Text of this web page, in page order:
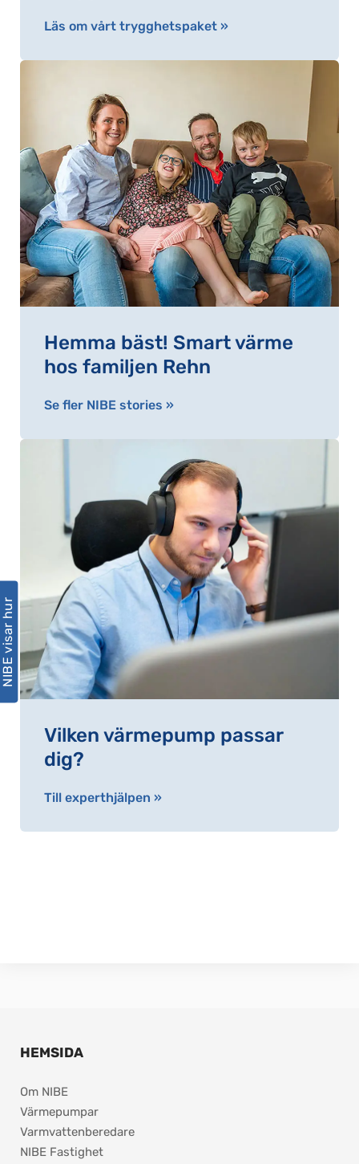
Läs om vårt trygghetspaket »
Hemma bäst! Smart värme
hos familjen Rehn
Se fler NIBE stories »
Vilken värmepump passar
dig?
Till experthjälpen »
NIBE visar hur
HEMSIDA
Om NIBE
Värmepumpar
Varmvattenberedare
NIBE Fastighet